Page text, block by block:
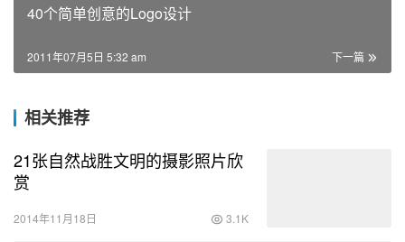
40个简单创意的Logo设计
下一篇
2011年07月5日 5:32 am
相关推荐
21张自然战胜文明的摄影照片欣
赏
2014年11月18日 3.1K